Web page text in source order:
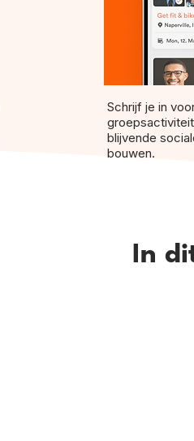
Schrijf je in
blijvende
bouwen.
In